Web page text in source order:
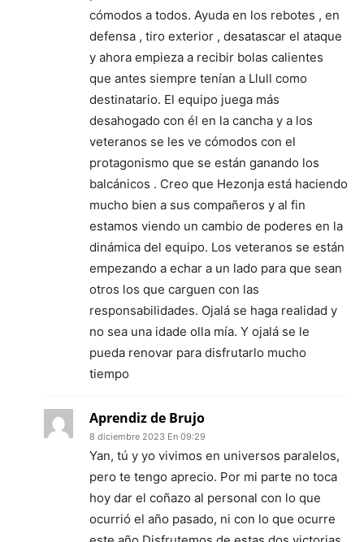
cómodos a todos. Ayuda en los rebotes , en
defensa , tiro exterior , desatascar el ataque
y ahora empieza a recibir bolas calientes
que antes siempre tenían a Llull como
destinatario. El equipo juega más
desahogado con él en la cancha y a los
veteranos se les ve cómodos con el
protagonismo que se están ganando los
balcánicos . Creo que Hezonja está haciendo
mucho bien a sus compañeros y al fin
estamos viendo un cambio de poderes en la
dinámica del equipo. Los veteranos se están
empezando a echar a un lado para que sean
otros los que carguen con las
responsabilidades. Ojalá se haga realidad y
no sea una idade olla mía. Y ojalá se le
pueda renovar para disfrutarlo mucho
tiempo
Aprendiz de Brujo
8 diciembre 2023 En 09:29
Yan, tú y yo vivimos en universos paralelos,
pero te tengo aprecio. Por mi parte no toca
hoy dar el coñazo al personal con lo que
ocurrió el año pasado, ni con lo que ocurre